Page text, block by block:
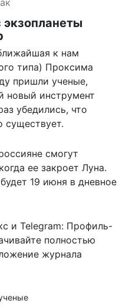
к нам
типа) Проксима
пришли ученые,
новый инструмент
убедились, что
существует.
смогут
ее закроет Луна.
19 июня в дневное
и Telegram: Профиль-
полностью
журнала